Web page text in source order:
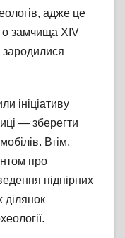
адже це
замчища XIV
зародилися
ініціативу
— зберегти
Втім,
про
підпірних
ділянок